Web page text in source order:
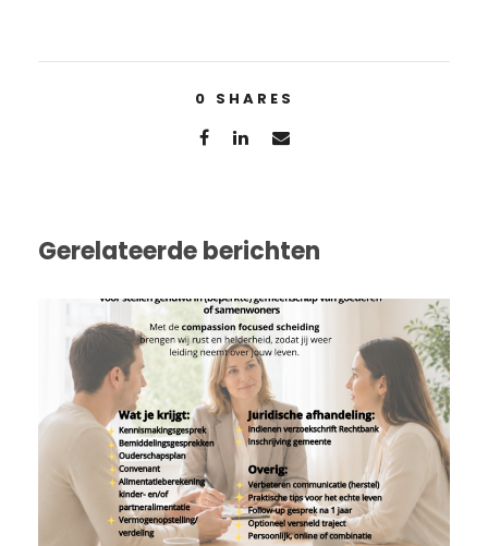
0 SHARES
Gerelateerde berichten